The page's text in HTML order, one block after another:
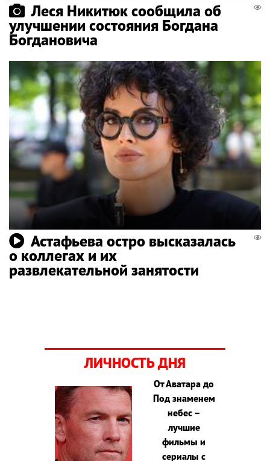
Леся Никитюк сообщила об
улучшении состояния Богдана
Богдановича
Астафьева остро высказалась
о коллегах и их
развлекательной занятости
ЛИЧНОСТЬ ДНЯ
От Аватара до
Под знаменем
небес –
лучшие
фильмы и
сериалы с